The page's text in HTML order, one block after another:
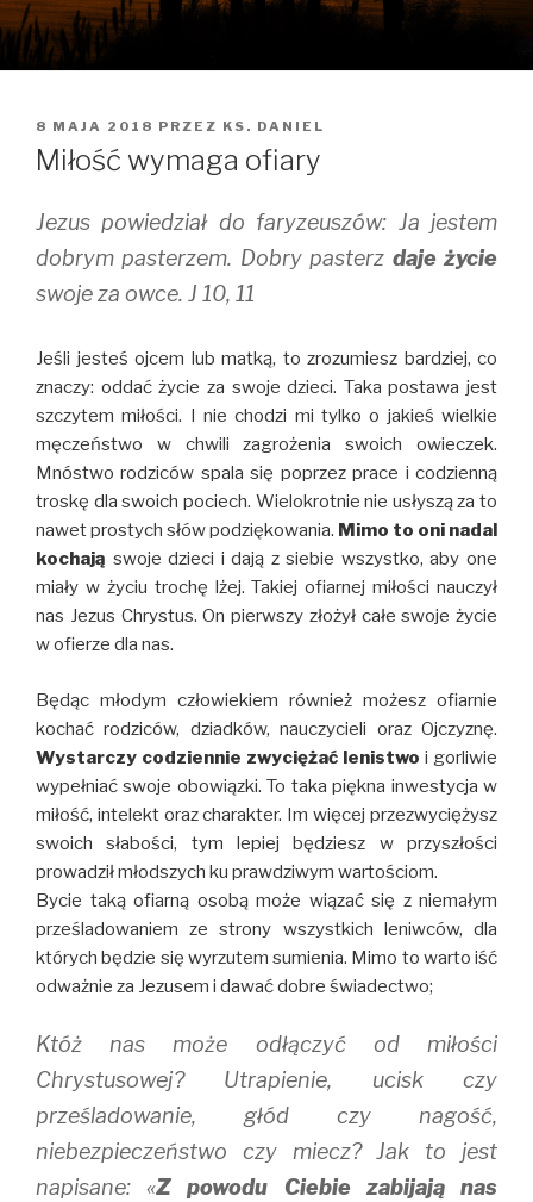
OPUBLIKOWANE
W
8 MAJA 2018 PRZEZ KS. DANIEL
Miłość wymaga ofiary
Jezus powiedział do faryzeuszów: Ja jestem
dobrym pasterzem. Dobry pasterz daje życie
swoje za owce. J 10, 11
Jeśli jesteś ojcem lub matką, to zrozumiesz bardziej, co
znaczy: oddać życie za swoje dzieci. Taka postawa jest
szczytem miłości. I nie chodzi mi tylko o jakieś wielkie
męczeństwo w chwili zagrożenia swoich owieczek.
Mnóstwo rodziców spala się poprzez prace i codzienną
troskę dla swoich pociech. Wielokrotnie nie usłyszą za to
nawet prostych słów podziękowania. Mimo to oni nadal
kochają swoje dzieci i dają z siebie wszystko, aby one
miały w życiu trochę lżej. Takiej ofiarnej miłości nauczył
nas Jezus Chrystus. On pierwszy złożył całe swoje życie
w ofierze dla nas.
Będąc młodym człowiekiem również możesz ofiarnie
kochać rodziców, dziadków, nauczycieli oraz Ojczyznę.
Wystarczy codziennie zwyciężać lenistwo i gorliwie
wypełniać swoje obowiązki. To taka piękna inwestycja w
miłość, intelekt oraz charakter. Im więcej przezwyciężysz
swoich słabości, tym lepiej będziesz w przyszłości
prowadził młodszych ku prawdziwym wartościom.
Bycie taką ofiarną osobą może wiązać się z niemałym
prześladowaniem ze strony wszystkich leniwców, dla
których będzie się wyrzutem sumienia. Mimo to warto iść
odważnie za Jezusem i dawać dobre świadectwo;
Któż nas może odłączyć od miłości
Chrystusowej? Utrapienie, ucisk czy
prześladowanie, głód czy nagość,
niebezpieczeństwo czy miecz? Jak to jest
napisane: «Z powodu Ciebie zabijają nas